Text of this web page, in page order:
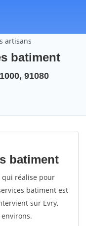
artisans
batiment
91080
batiment
qui réalise pour
batiment est
sur Evry,
environs.